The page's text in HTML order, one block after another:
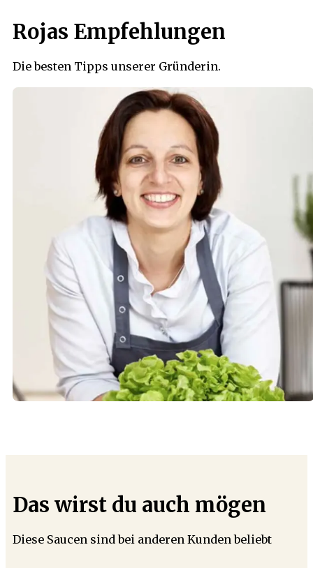
Rojas Empfehlungen
Die besten Tipps unserer Gründerin.
Das wirst du auch mögen
Diese Saucen sind bei anderen Kunden beliebt